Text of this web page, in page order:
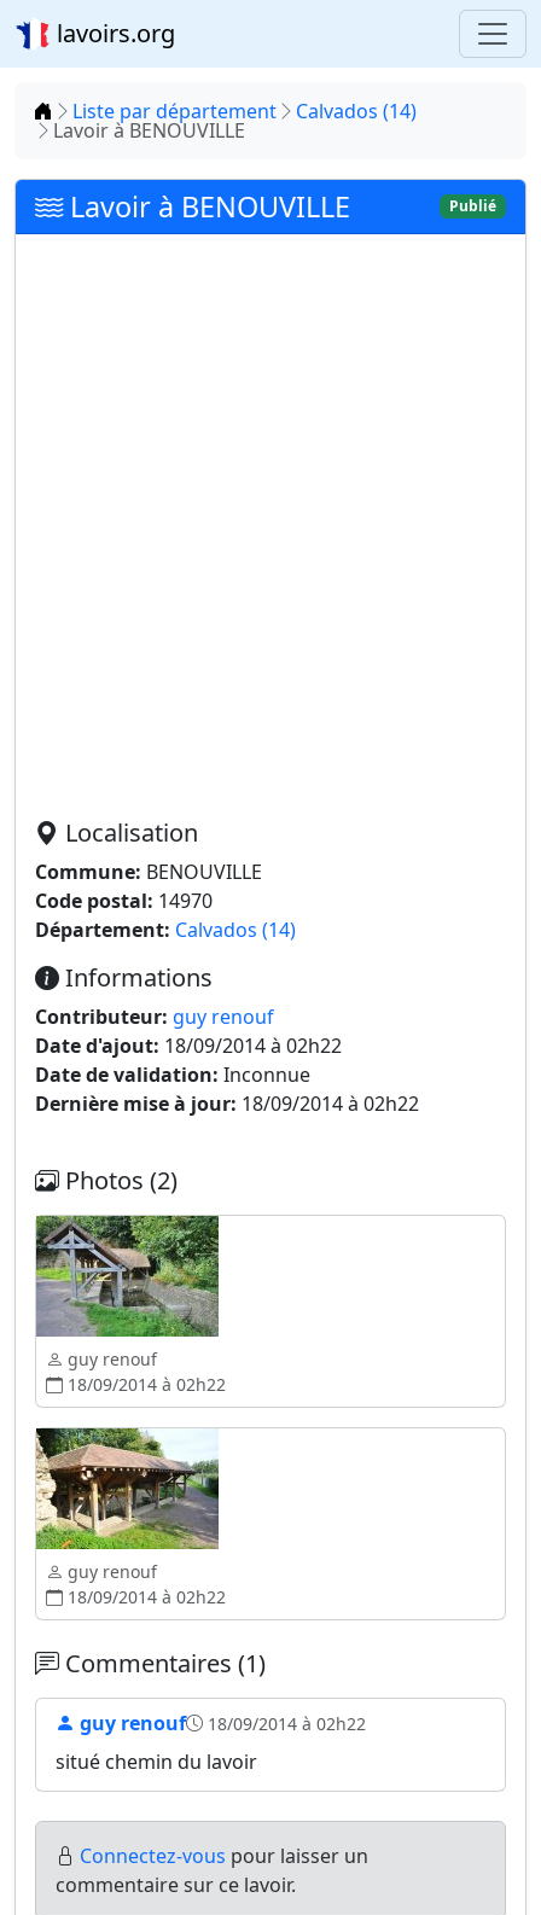
lavoirs.org
Accueil
Liste par département Calvados (14)
Lavoir à BENOUVILLE
Lavoir à BENOUVILLE Publié
Localisation
Commune: BENOUVILLE
Code postal: 14970
Département: Calvados (14)
Informations
Contributeur: guy renouf
Date d'ajout: 18/09/2014 à 02h22
Date de validation: Inconnue
Dernière mise à jour: 18/09/2014 à 02h22
Photos (2)
guy renouf
18/09/2014 à 02h22
guy renouf
18/09/2014 à 02h22
Commentaires (1)
guy renouf 18/09/2014 à 02h22
situé chemin du lavoir
Connectez-vous pour laisser un
commentaire sur ce lavoir.